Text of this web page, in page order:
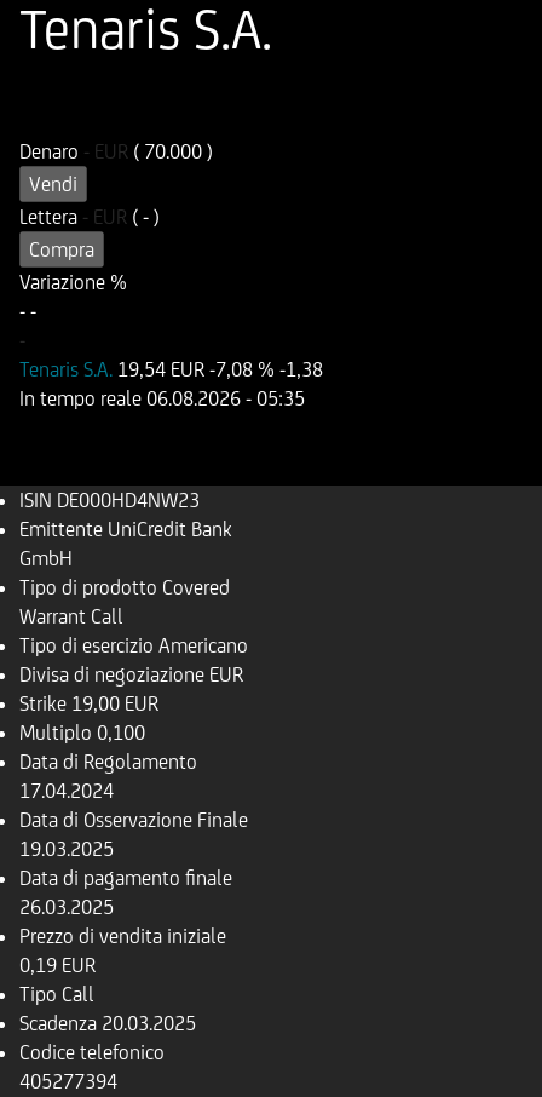
Tenaris S.A.
Denaro - EUR ( 70.000 )
Vendi
Lettera - EUR ( - )
Compra
Variazione %
- -
-
Tenaris S.A. 19,54 EUR -7,08 % -1,38
In tempo reale 06.08.2026 - 05:35
ISIN DE000HD4NW23
Emittente UniCredit Bank
GmbH
Tipo di prodotto Covered
Warrant Call
Tipo di esercizio Americano
Divisa di negoziazione EUR
Strike 19,00 EUR
Multiplo 0,100
Data di Regolamento
17.04.2024
Data di Osservazione Finale
19.03.2025
Data di pagamento finale
26.03.2025
Prezzo di vendita iniziale
0,19 EUR
Tipo Call
Scadenza 20.03.2025
Codice telefonico
405277394